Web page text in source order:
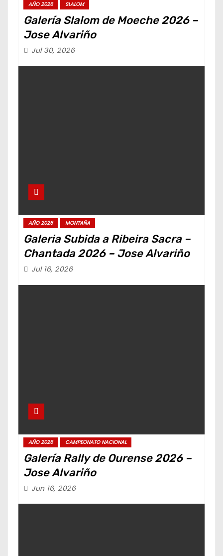
AÑO 2026 SLALOM
Galería Slalom de Moeche 2026 –
Jose Alvariño
Jul 30, 2026
AÑO 2026 MONTAÑA
Galeria Subida a Ribeira Sacra –
Chantada 2026 – Jose Alvariño
Jul 16, 2026
AÑO 2026 CAMPEONATO NACIONAL
Galería Rally de Ourense 2026 –
Jose Alvariño
Jun 16, 2026